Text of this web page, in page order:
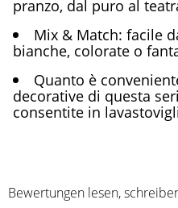
pranzo, dal puro al
Mix & Match: facile
bianche, colorate o
Quanto è
decorative di questa
consentite in
Bewertungen lesen,